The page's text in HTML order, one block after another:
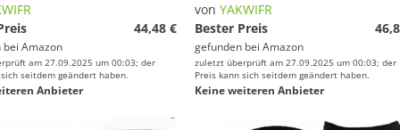
44,48 €
bei Amazon
am 27.09.2025 um 00:03; der
seitdem geändert haben.
Anbieter
von YAKWIFR
Bester Preis
gefunden bei Amazon
zuletzt überprüft am 27.09.2025 um 00:03; der
Preis kann sich seitdem geändert haben.
Keine weiteren Anbieter